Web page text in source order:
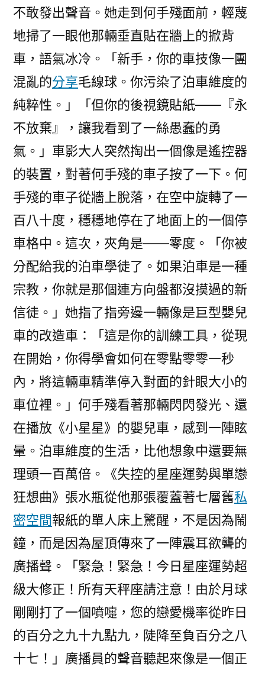
不敢發出聲音。她走到何手殘面前，輕蔑
地掃了一眼他那輛垂直貼在牆上的掀背
車，語氣冰冷。「新手，你的車技像一團
混亂的分享毛線球。你污染了泊車維度的
純粹性。」「但你的後視鏡貼紙——『永
不放棄』，讓我看到了一絲愚蠢的勇
氣。」車影大人突然掏出一個像是遙控器
的裝置，對著何手殘的車子按了一下。何
手殘的車子從牆上脫落，在空中旋轉了一
百八十度，穩穩地停在了地面上的一個停
車格中。這次，夾角是——零度。「你被
分配給我的泊車學徒了。如果泊車是一種
宗教，你就是那個連方向盤都沒摸過的新
信徒。」她指了指旁邊一輛像是巨型嬰兒
車的改造車：「這是你的訓練工具，從現
在開始，你得學會如何在零點零零一秒
內，將這輛車精準停入對面的針眼大小的
車位裡。」何手殘看著那輛閃閃發光、還
在播放《小星星》的嬰兒車，感到一陣眩
暈。泊車維度的生活，比他想象中還要無
理頭一百萬倍。《失控的星座運勢與單戀
狂想曲》張水瓶從他那張覆蓋著七層舊私
密空間報紙的單人床上驚醒，不是因為鬧
鐘，而是因為屋頂傳來了一陣震耳欲聾的
廣播聲。「緊急！緊急！今日星座運勢超
級大修正！所有天秤座請注意！由於月球
剛剛打了一個噴嚏，您的戀愛機率從昨日
的百分之九十九點九，陡降至負百分之八
十七！」廣播員的聲音聽起來像是一個正